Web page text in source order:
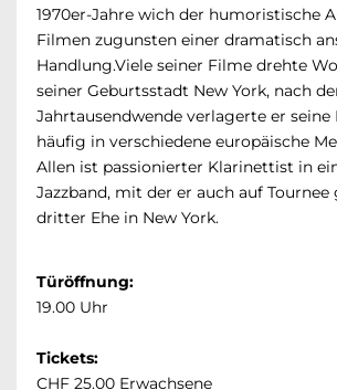
1970er-Jahre wich der humoristische
Filmen zugunsten einer dramatisch
Handlung.Viele seiner Filme drehte
seiner Geburtsstadt New York, nach
Jahrtausendwende verlagerte er
häufig in verschiedene europäische
Allen ist passionierter Klarinettist in
Jazzband, mit der er auch auf
dritter Ehe in New York.
Türöffnung:
19.00 Uhr
Tickets:
CHF 25.00 Erwachsene